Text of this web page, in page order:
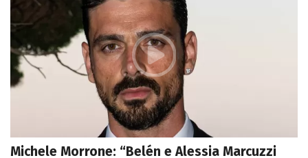
Michele Morrone: “Belén e Alessia Marcuzzi